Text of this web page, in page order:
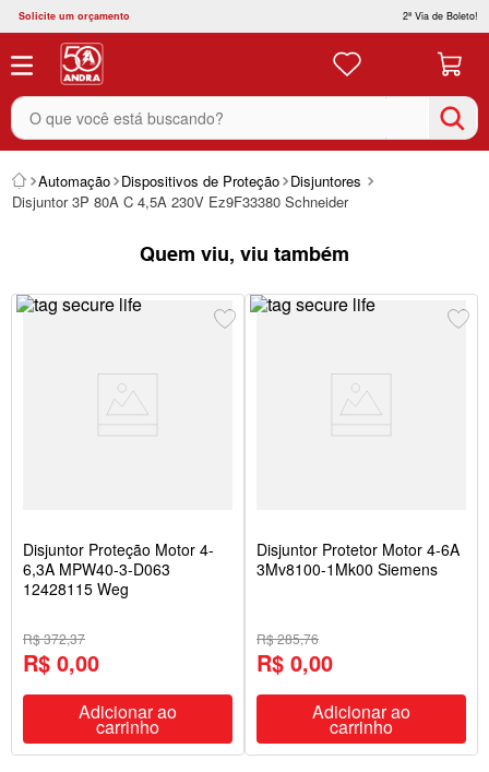
Solicite um orçamento 2ª Via de Boleto!
O que você está buscando?
Automação Dispositivos de Proteção Disjuntores
Disjuntor 3P 80A C 4,5A 230V Ez9F33380 Schneider
Quem viu, viu também
Disjuntor Proteção Motor 4-
6,3A MPW40-3-D063
12428115 Weg
R$ 372,37
R$ 0,00
Adicionar ao
carrinho
Disjuntor Protetor Motor 4-6A
3Mv8100-1Mk00 Siemens
R$ 285,76
R$ 0,00
Adicionar ao
carrinho